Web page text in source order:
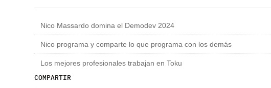
Nico Massardo domina el Demodev 2024
Nico programa y comparte lo que programa con los demás
Los mejores profesionales trabajan en Toku
COMPARTIR